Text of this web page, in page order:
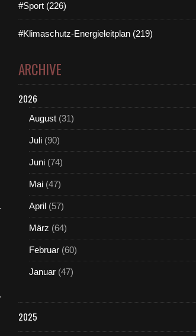
#Sport (226)
#Klimaschutz-Energieleitplan (219)
ARCHIVE
2026
August (31)
Juli (90)
Juni (74)
Mai (47)
April (57)
März (64)
Februar (60)
Januar (47)
2025